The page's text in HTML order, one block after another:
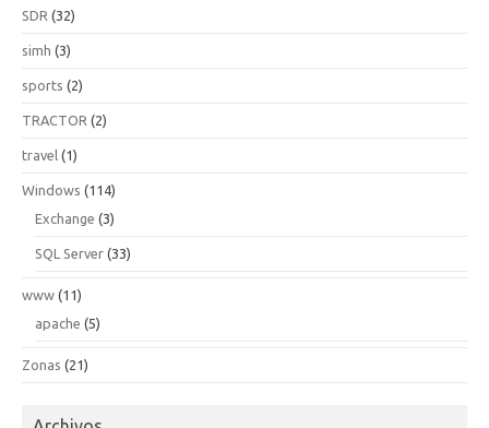
SDR (32)
simh (3)
sports (2)
TRACTOR (2)
travel (1)
Windows (114)
Exchange (3)
SQL Server (33)
www (11)
apache (5)
Zonas (21)